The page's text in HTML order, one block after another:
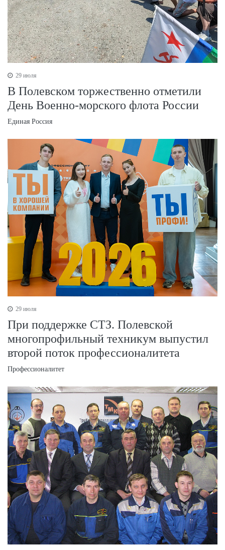
29 июля
В Полевском торжественно отметили
День Военно‑морского флота России
Единая Россия
29 июля
При поддержке СТЗ. Полевской
многопрофильный техникум выпустил
второй поток профессионалитета
Профессионалитет